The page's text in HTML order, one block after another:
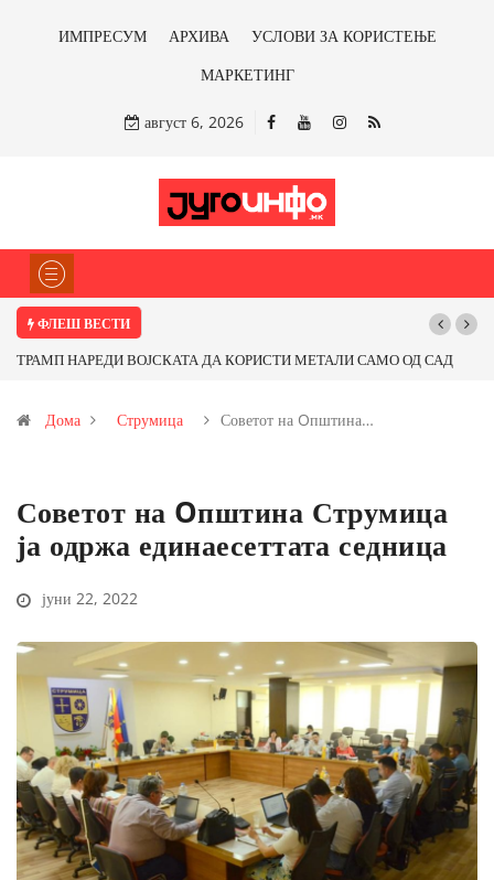
ИМПРЕСУМ АРХИВА
УСЛОВИ ЗА КОРИСТЕЊЕ
МАРКЕТИНГ
август 6, 2026
ФЛЕШ ВЕСТИ
САМО ОД САД
Почнува реконструкцијата на улицата „5-ти
Дома Струмица Советот на Oпштина…
Советот на Oпштина Струмица
ја одржа единаесеттата седница
јуни 22, 2022